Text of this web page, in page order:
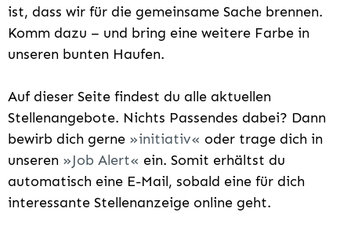
ist, dass wir für die gemeinsame Sache brennen.
Komm dazu – und bring eine weitere Farbe in
unseren bunten Haufen.
Auf dieser Seite findest du alle aktuellen
Stellenangebote. Nichts Passendes dabei? Dann
bewirb dich gerne
initiativ
oder trage dich in
unseren
Job Alert
ein. Somit erhältst du
automatisch eine E-Mail, sobald eine für dich
interessante Stellenanzeige online geht.